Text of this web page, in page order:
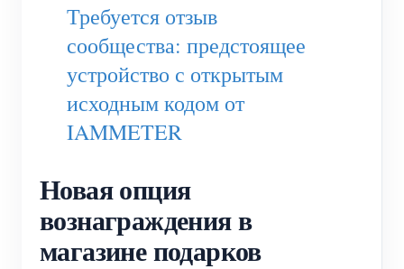
Система прогнозирования и моделирования
энергии
Приложения
Монитор энергии солнечной PV-системы
Система управления PV-нагревателем
Домашняя автоматизация
Мониторинг энергии на предприятии
Магазин
Быстрый старт продукта
Документация
Обучающее видео
Сообщество
Программа участников
Решения
Требуется отзыв
сообщества: предстоящее
устройство с открытым
исходным кодом от
IAMMETER
Новая опция
вознаграждения в
магазине подарков